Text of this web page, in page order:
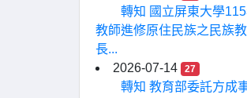
轉知 國立屏東大學
教師進修原住民族之民族
長...
2026-07-14
27
轉知 教育部委託方成